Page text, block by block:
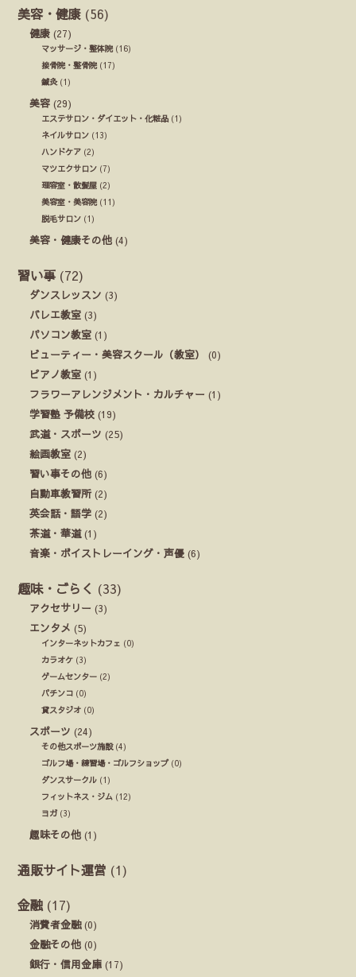
美容・健康 (56)
健康 (27)
マッサージ・整体院(16)
接骨院・整骨院(17)
鍼灸(1)
美容 (29)
エステサロン・ダイエット・化粧品 (1)
ネイルサロン (13)
ハンドケア (2)
マツエクサロン (7)
理容室・散髪屋 (2)
美容室・美容院(11)
脱毛サロン (1)
美容・健康その他 (4)
習い事 (72)
ダンスレッスン (3)
バレエ教室 (3)
パソコン教室 (1)
ビューティー・美容スクール（教室）
(0)
ピアノ教室 (1)
フラワーアレンジメント・カルチャー (1)
学習塾 予備校 (19)
武道・スポーツ (25)
絵画教室 (2)
習い事その他 (6)
自動車教習所(2)
英会話・語学 (2)
茶道・華道(1)
音楽・ボイストレーイング・声優 (6)
趣味・ごらく (33)
アクセサリー (3)
エンタメ (5)
インターネットカフェ (0)
カラオケ (3)
ゲームセンター (2)
パチンコ (0)
貸スタジオ (0)
スポーツ (24)
その他スポーツ施設(4)
ゴルフ場・練習場・ゴルフショップ(0)
ダンスサークル (1)
フィットネス・ジム (12)
ヨガ (3)
趣味その他 (1)
通販サイト運営 (1)
金融 (17)
消費者金融(0)
金融その他 (0)
銀行・信用金庫 (17)